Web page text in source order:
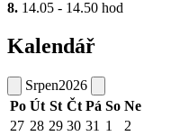
8. 14.05 - 14.50 hod
Kalendář
Srpen2026
Po Út St Čt Pá So Ne
27 28 29 30 31 1
2